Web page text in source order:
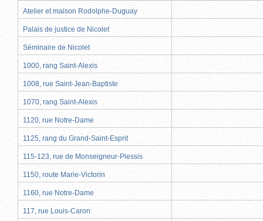
Atelier et maison Rodolphe-Duguay
Palais de justice de Nicolet
Séminaire de Nicolet
1000, rang Saint-Alexis
1008, rue Saint-Jean-Baptiste
1070, rang Saint-Alexis
1120, rue Notre-Dame
1125, rang du Grand-Saint-Esprit
115-123, rue de Monseigneur-Plessis
1150, route Marie-Victorin
1160, rue Notre-Dame
117, rue Louis-Caron